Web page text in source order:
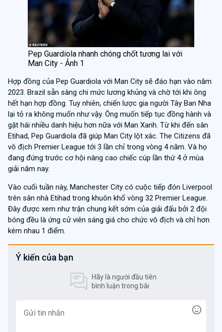
Pep Guardiola nhanh chóng chốt tương lai với
Man City - Ảnh 1
Hợp đồng của Pep Guardiola với Man City sẽ đáo hạn vào năm
2023. Brazil sẵn sàng chi mức lương khủng và chờ tới khi ông
hết hạn hợp đồng. Tuy nhiên, chiến lược gia người Tây Ban Nha
lại tỏ ra không muốn như vậy. Ông muốn tiếp tục đồng hành và
gặt hái nhiều danh hiệu hơn nữa với Man Xanh. Từ khi đến sân
Etihad, Pep Guardiola đã giúp Man City lột xác. The Citizens đã
vô địch Premier League tới 3 lần chỉ trong vòng 4 năm. Và họ
đang đứng trước cơ hội nâng cao chiếc cúp lần thứ 4 ở mùa
giải năm nay.
Vào cuối tuần này, Manchester City có cuộc tiếp đón Liverpool
trên sân nhà Etihad trong khuôn khổ vòng 32 Premier League.
Đây được xem như trận chung kết sớm của giải đấu bởi 2 đội
bóng đều là ứng cử viên sáng giá cho chức vô địch và chỉ hơn
kém nhau 1 điểm.
Ý kiến của bạn
Hãy là người đầu tiên
bình luận trong bài